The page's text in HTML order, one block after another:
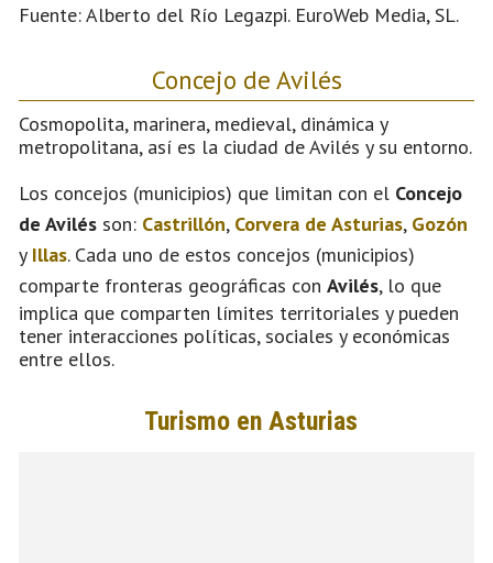
Fuente: Alberto del Río Legazpi. EuroWeb Media, SL.
Concejo de Avilés
Cosmopolita, marinera, medieval, dinámica y
metropolitana, así es la ciudad de Avilés y su entorno.
Los concejos (municipios) que limitan con el Concejo
de Avilés son: Castrillón, Corvera de Asturias, Gozón
y Illas. Cada uno de estos concejos (municipios)
comparte fronteras geográficas con Avilés, lo que
implica que comparten límites territoriales y pueden
tener interacciones políticas, sociales y económicas
entre ellos.